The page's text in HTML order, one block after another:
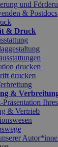
und
& Postdocs
& Druck
drucken
drucken
&
Präsentation
& Vertrieb